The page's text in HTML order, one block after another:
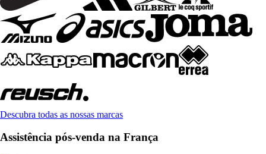
Descubra todas as nossas marcas
Assistência pós-venda na França